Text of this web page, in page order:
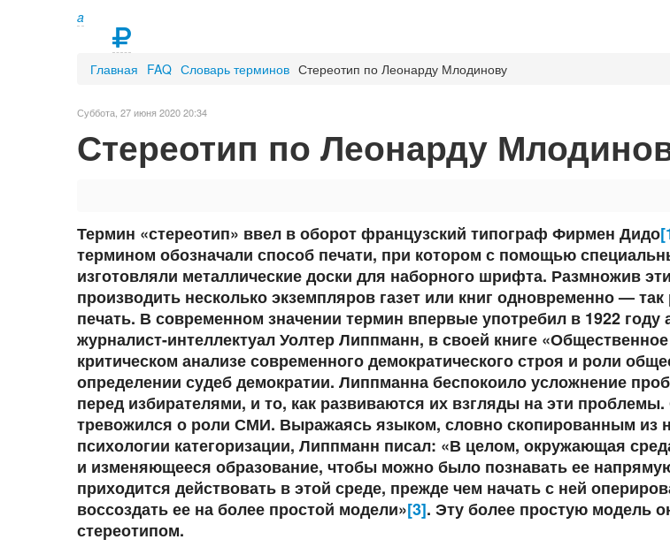
a
Главная FAQ Словарь терминов Стереотип по Леонарду Млодинову
Суббота, 27 июня 2020 20:34
Стереотип по Леонарду
Термин «стереотип» ввел в оборот французский типограф Фирмен Дидо
термином обозначали способ печати, при котором с помощью
изготовляли металлические доски для наборного шрифта. Размножив
производить несколько экземпляров газет или книг одновременно —
печать. В современном значении термин впервые употребил в 1922 году
журналист-интеллектуал Уолтер Липпманн, в своей книге
критическом анализе современного демократического строя и роли
определении судеб демократии. Липпманна беспокоило усложнение
перед избирателями, и то, как развиваются их взгляды на эти
тревожился о роли СМИ. Выражаясь языком, словно скопированным из
психологии категоризации, Липпманн писал: «В целом, окружающая
и изменяющееся образование, чтобы можно было познавать ее
приходится действовать в этой среде, прежде чем начать с ней
воссоздать ее на более простой модели»[3]. Эту более простую модель
стереотипом.